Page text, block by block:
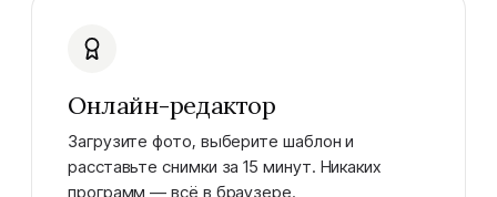
Онлайн-редактор
Загрузите фото, выберите шаблон и
расставьте снимки за 15 минут. Никаких
программ — всё в браузере.